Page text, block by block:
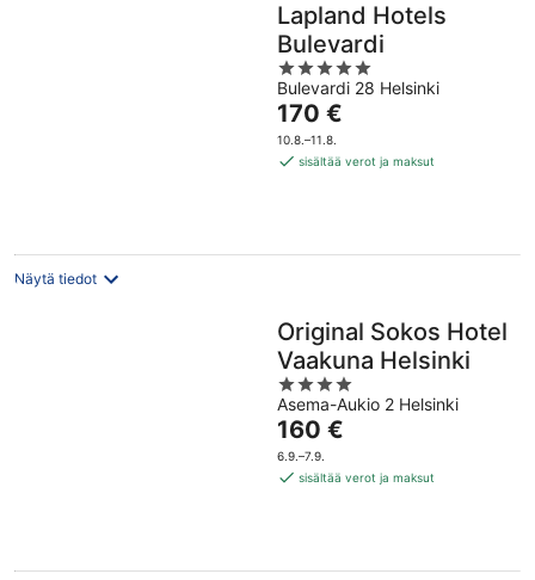
Lapland Hotels
Bulevardi
5
out
of
5
Bulevardi 28 Helsinki
Hinta
on
170 €
170 €
10.8.–11.8.
sisältää verot ja maksut
Näytä tiedot
Original Sokos Hotel
Vaakuna Helsinki
4
out
of
5
Asema-Aukio 2 Helsinki
Hinta
on
160 €
160 €
6.9.–7.9.
sisältää verot ja maksut